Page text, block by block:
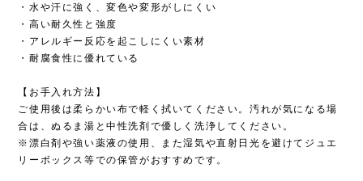
・水や汗に強く、変色や変形がしにくい
・高い耐久性と強度
・アレルギー反応を起こしにくい素材
・耐腐食性に優れている
【お手入れ方法】
ご使用後は柔らかい布で軽く拭いてください。汚れが気になる場
合は、ぬるま湯と中性洗剤で優しく洗浄してください。
※漂白剤や強い薬液の使用、また湿気や直射日光を避けてジュエ
リーボックス等での保管がおすすめです。